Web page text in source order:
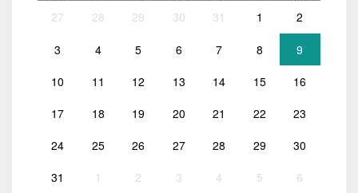
27 28 29 30 31 1 2
3 4 5 6 7 8 9
10 11 12 13 14 15 16
17 18 19 20 21 22 23
24 25 26 27 28 29 30
31 1 2 3 4 5 6